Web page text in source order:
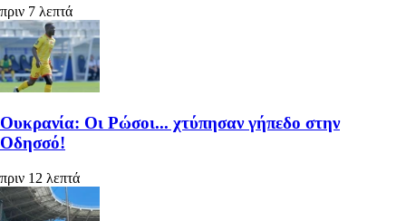
πριν 7 λεπτά
Ουκρανία: Οι Ρώσοι... χτύπησαν γήπεδο στην
Οδησσό!
πριν 12 λεπτά